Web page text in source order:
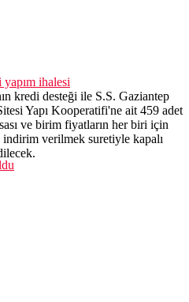
ihalesi
kredi desteği ile S.S. Gaziantep
Yapı Kooperatifi'ne ait 459 adet
ve birim fiyatların her biri için
verilmek suretiyle kapalı